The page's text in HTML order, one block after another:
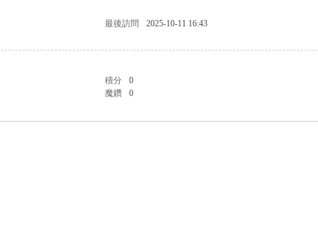
最後訪問 2025-10-11 16:43
積分 0
魔鑽 0